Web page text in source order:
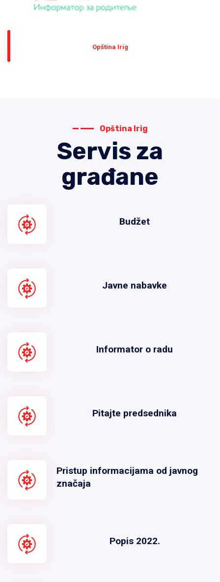
Оpština Irig
Opština Irig
Servis za
građane
Budžet
Javne nabavke
Informator o radu
Pitajte predsednika
Pristup informacijama od javnog
značaja
Popis 2022.